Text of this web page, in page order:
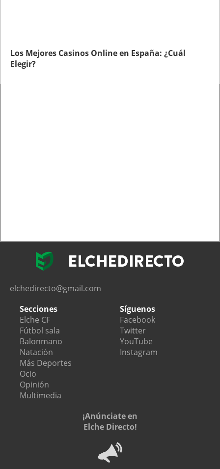
Los Mejores Casinos Online en España: ¿Cuál
Elegir?
elchedirecto@gmail.com
Secciones
Elche CF
Fútbol sala
Balonmano
Natación
Más Deportes
Ocio
Opinión
Multimedia
Síguenos
Facebook
Twitter
YouTube
Instagram
¡Anúnciate en
Elche Directo!